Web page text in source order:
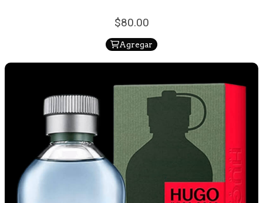
80.00
Agregar